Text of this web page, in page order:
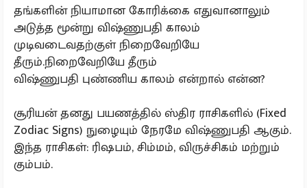
தங்களின் நியாமான கோரிக்கை எதுவானாலும்
அடுத்த மூன்று விஷ்ணுபதி காலம்
முடிவடைவதற்குள் நிறைவேறியே
தீரும்.நிறைவேறியே தீரும்
விஷ்ணுபதி புண்ணிய காலம் என்றால் என்ன?
சூரியன் தனது பயணத்தில் ஸ்திர ராசிகளில் (Fixed
Zodiac Signs) நுழையும் நேரமே விஷ்ணுபதி ஆகும்.
இந்த ராசிகள்: ரிஷபம், சிம்மம், விருச்சிகம் மற்றும்
கும்பம்.